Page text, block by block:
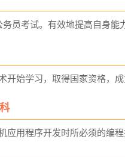
员考试。有效地提高自身能
开始学习，取得国家资格，成
应用程序开发时所必须的编